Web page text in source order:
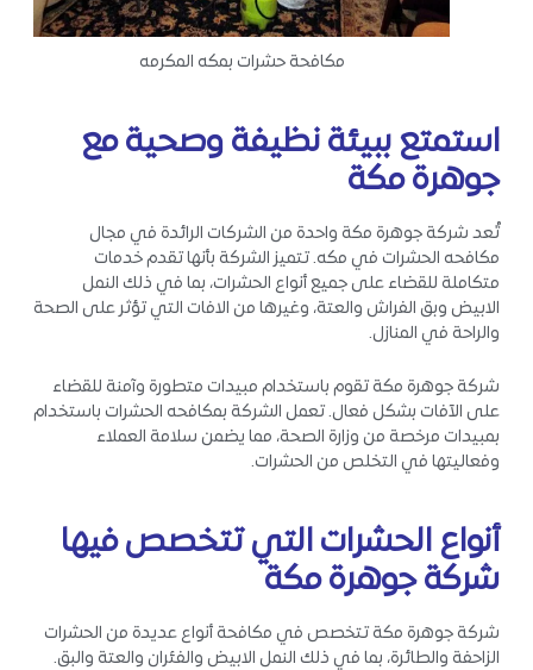
مكافحة حشرات بمكه المكرمه
استمتع ببيئة نظيفة وصحية مع
جوهرة مكة
تُعد شركة جوهرة مكة واحدة من الشركات الرائدة في مجال
مكافحه الحشرات في مكه. تتميز الشركة بأنها تقدم خدمات
متكاملة للقضاء على جميع أنواع الحشرات، بما في ذلك النمل
الابيض وبق الفراش والعتة، وغيرها من الافات التي تؤثر على الصحة
والراحة في المنازل.
شركة جوهرة مكة تقوم باستخدام مبيدات متطورة وآمنة للقضاء
على الآفات بشكل فعال. تعمل الشركة بمكافحه الحشرات باستخدام
بمبيدات مرخصة من وزارة الصحة، مما يضمن سلامة العملاء
وفعاليتها في التخلص من الحشرات.
أنواع الحشرات التي تتخصص فيها
شركة جوهرة مكة
شركة جوهرة مكة تتخصص في مكافحة أنواع عديدة من الحشرات
الزاحفة والطائرة، بما في ذلك النمل الابيض والفئران والعتة والبق.